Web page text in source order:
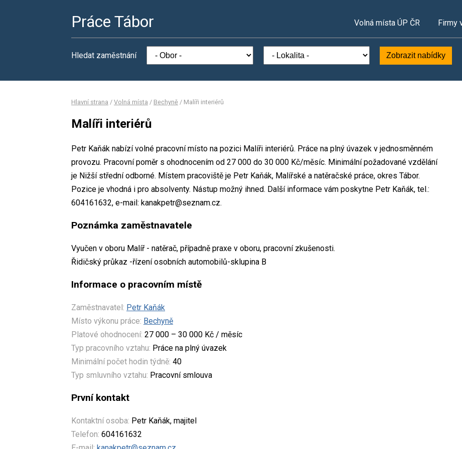
Práce Tábor Volná místa ÚP ČR Firmy
Hledat zaměstnání Zobrazit nabídky
Hlavní strana / Volná místa / Bechyně / Malíři interiérů
Malíři interiérů
Petr Kaňák nabízí volné pracovní místo na pozici Malíři interiérů. Práce na plný úvazek v jednosměnném
provozu. Pracovní poměr s ohodnocením od 27 000 do 30 000 Kč/měsíc. Minimální požadované vzdělání
je Nižší střední odborné. Místem pracoviště je Petr Kaňák, Malířské a natěračské práce, okres Tábor.
Pozice je vhodná i pro absolventy. Nástup možný ihned. Další informace vám poskytne Petr Kaňák, tel.:
604161632, e-mail: kanakpetr@seznam.cz.
Poznámka zaměstnavatele
Vyučen v oboru Malíř - natěrač, případně praxe v oboru, pracovní zkušenosti.
Řidičský průkaz -řízení osobních automobilů-sklupina B
Informace o pracovním místě
Zaměstnavatel: Petr Kaňák
Místo výkonu práce: Bechyně
Platové ohodnocení: 27 000 – 30 000 Kč / měsíc
Typ pracovního vztahu: Práce na plný úvazek
Minimální počet hodin týdně: 40
Typ smluvního vztahu: Pracovní smlouva
První kontakt
Kontaktní osoba: Petr Kaňák, majitel
Telefon: 604161632